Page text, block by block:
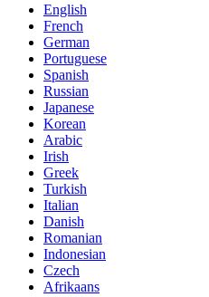
English
French
German
Portuguese
Spanish
Russian
Japanese
Korean
Arabic
Irish
Greek
Turkish
Italian
Danish
Romanian
Indonesian
Czech
Afrikaans